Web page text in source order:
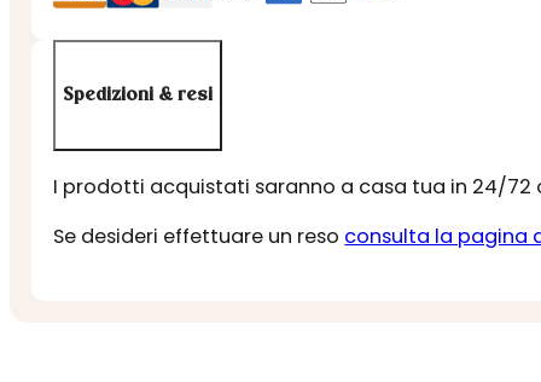
Spedizioni & resi
I prodotti acquistati saranno a casa tua in 24/72
Se desideri effettuare un reso consulta la pagina